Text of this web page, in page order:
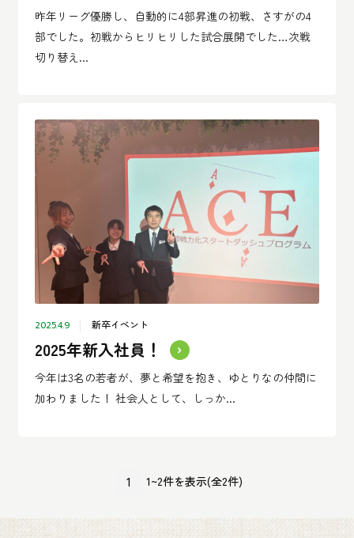
昨年リーグ優勝し、自動的に4部昇進の初戦、さすがの4
部でした。初戦からヒリヒリした試合展開でした…次戦
切り替え...
2025.4.9 新卒イベント
2025年新入社員！
今年は3名の若者が、夢と希望を抱き、ゆとりなの仲間に
加わりました！ 社会人として、しっか...
1 1~2件を表示(全2件)